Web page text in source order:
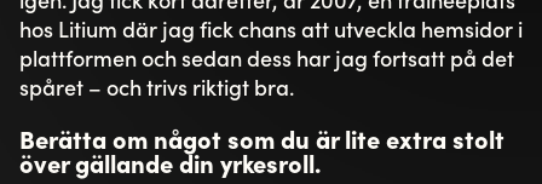
hos Litium där jag fick chans att utveckla hemsidor i
plattformen och sedan dess har jag fortsatt på det
spåret – och trivs riktigt bra.
Berätta om något som du är lite extra stolt
över gällande din yrkesroll.